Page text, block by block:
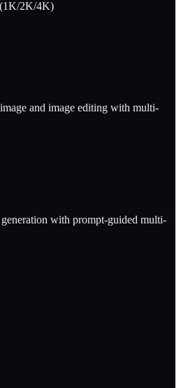
2K/4K)
and image editing with multi-
with prompt-guided multi-